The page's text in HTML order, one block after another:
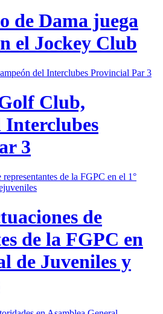
de Dama juega
el Jockey Club
Club,
Interclubes
3
de
de la FGPC en
de Juveniles y